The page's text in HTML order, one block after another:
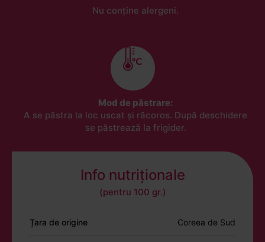
Nu conține alergeni.
Mod de păstrare:
A se păstra la loc uscat și răcoros. După deschidere
se păstrează la frigider.
Info nutriționale
(pentru 100 gr.)
Țara de origine Coreea de Sud